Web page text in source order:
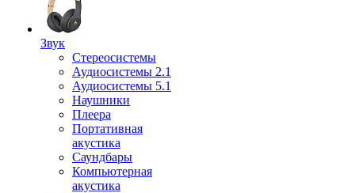
Звук
Стереосистемы
Аудиосистемы 2.1
Аудиосистемы 5.1
Наушники
Плеера
Портативная
акустика
Саундбары
Компьютерная
акустика